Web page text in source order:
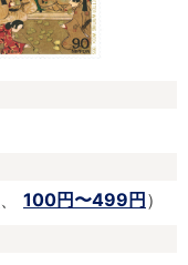
100円〜499円）